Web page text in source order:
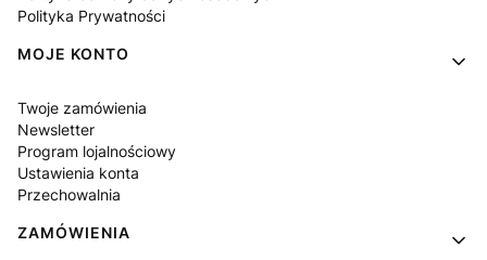
Polityka Prywatności
MOJE KONTO
Twoje zamówienia
Newsletter
Program lojalnościowy
Ustawienia konta
Przechowalnia
ZAMÓWIENIA